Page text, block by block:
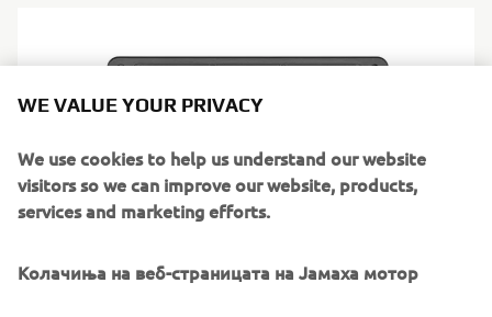
WE VALUE YOUR PRIVACY
We use cookies to help us understand our website
visitors so we can improve our website, products,
services and marketing efforts.
Колачиња на веб-страницата на Јамаха мотор